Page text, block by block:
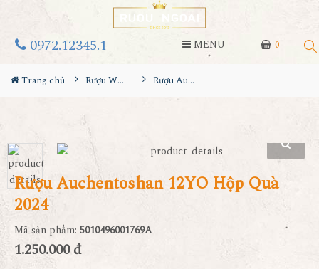
0
0972.12345.1 MENU
Trang chủ Rượu Whisky Rượu Auchentoshan 12YO Hộp Quà 2024
Rượu Auchentoshan 12YO Hộp Quà
2024
Mã sản phẩm: 5010496001769A
1.250.000 đ